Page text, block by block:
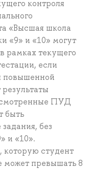
контроля
«Высшая школа
и «10» могут
рамках текущего
если
повышенной
ПУД
быть
без
и «10».
которую студент
может превышать 8